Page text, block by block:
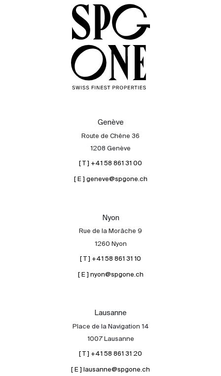
Genève
Route de Chêne 36
1208 Genève
[ T ] +41 58 861 31 00
[ E ] geneve@spgone.ch
Nyon
Rue de la Morâche 9
1260 Nyon
[ T ] +41 58 861 31 10
[ E ] nyon@spgone.ch
Lausanne
Place de la Navigation 14
1007 Lausanne
[ T ] +41 58 861 31 20
[ E ] lausanne@spgone.ch